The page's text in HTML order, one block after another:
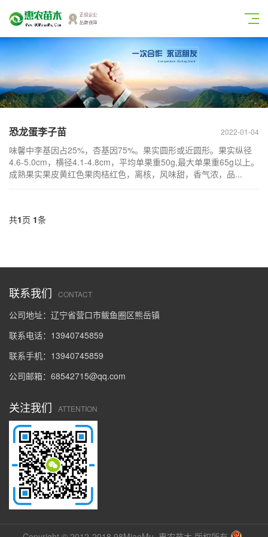
2022-01-04
恐龙蛋李子苗
味馨中李基因占25%，杏基因75%。果实圆形或近圆形。果实纵径
4.6-5.0cm，横径4.1-4.8cm，平均单果重50g,最大单果重65g以上。
成熟果实果皮黄红色果肉桔红色，离核，风味甜，香气浓，品...
共1页 1条
联系我们 CONTACT
公司地址：辽宁省营口市鲅鱼圈区熊岳镇
联系电话：13940745859
联系手机：13940745859
公司邮箱：68542715@qq.com
关注我们 ATTENTION